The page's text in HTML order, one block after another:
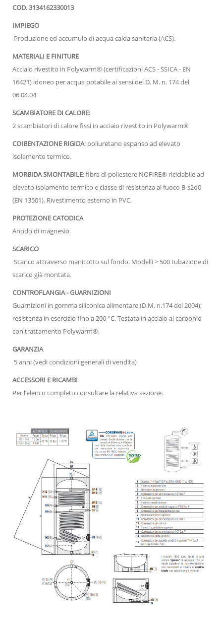
COD. 3134162330013
IMPIEGO
Produzione ed accumulo di acqua calda sanitaria (ACS).
MATERIALI E FINITURE
Acciaio rivestito in Polywarm® (certificazioni ACS - SSICA - EN
16421) idoneo per acqua potabile ai sensi del D. M. n. 174 del
06.04.04
SCAMBIATORE DI CALORE:
2 scambiatori di calore fissi in acciaio rivestito in Polywarm®
COIBENTAZIONE RIGIDA: poliuretano espanso ad elevato
isolamento termico.
MORBIDA SMONTABILE: fibra di poliestere NOFIRE® riciclabile ad
elevato isolamento termico e classe di resistenza al fuoco B-s2d0
(EN 13501). Rivestimento esterno in PVC.
PROTEZIONE CATODICA
Anodo di magnesio.
SCARICO
Scarico attraverso manicotto sul fondo. Modelli > 500 tubazione di
scarico già montata.
CONTROFLANGIA - GUARNIZIONI
Guarnizioni in gomma siliconica alimentare (D.M. n.174 del 2004);
resistenza in esercizio fino a 200 °C. Testata in acciaio al carbonio
con trattamento Polywarm®.
GARANZIA
5 anni (vedi condizioni generali di vendita)
ACCESSORI E RICAMBI
Per l’elenco completo consultare la relativa sezione.